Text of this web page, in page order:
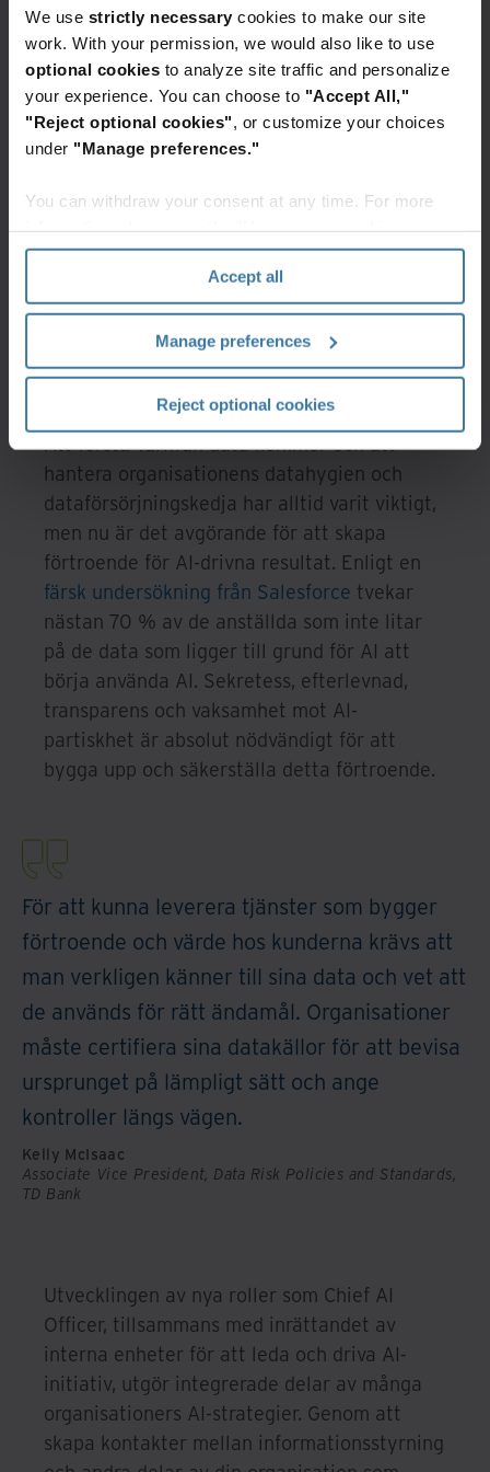
We use strictly necessary cookies to make our site
work. With your permission, we would also like to use
optional cookies to analyze site traffic and personalize
your experience. You can choose to "Accept All,"
"Reject optional cookies" , or customize your choices
under "Manage preferences."
You can withdraw your consent at any time. For more
section" of ourPrivacy Policy.
Accept all
Manage preferences
Reject optional cookies
Datans tillförlitlighet är en
nyckelfråga när AI används
allt mer
En sak som AI inte har förändrat i år?
tidigare måste organisationer använda
betrodda datakällor för att bevara
validiteten, transparensen och
noggrannheten i sina teknikdrivna
dataresultat. "Alla risker som vi tidigare
oroade oss för med data blir bara
exponentiellt större", säger McIssac.
Att förstå varifrån data kommer och att
hantera organisationens datahygien och
dataförsörjningskedja har alltid varit viktigt,
men nu är det avgörande för att skapa
förtroende för AI-drivna resultat. Enligt en
färsk undersökning från Salesforce tvekar
nästan 70 % av de anställda som inte litar
på de data som ligger till grund för AI att
börja använda AI. Sekretess, efterlevnad,
transparens och vaksamhet mot AI-
partiskhet är absolut nödvändigt för att
bygga upp och säkerställa detta förtroende.
För att kunna leverera tjänster som bygger
förtroende och värde hos kunderna krävs att
man verkligen känner till sina data och vet att
de används för rätt ändamål. Organisationer
måste certifiera sina datakällor för att bevisa
ursprunget på lämpligt sätt och ange
kontroller längs vägen.
Kelly McIsaac
Associate Vice President, Data Risk Policies and Standards,
TD Bank
Utvecklingen av nya roller som Chief AI
Officer, tillsammans med inrättandet av
interna enheter för att leda och driva AI-
initiativ, utgör integrerade delar av många
organisationers AI-strategier. Genom att
skapa kontakter mellan informationsstyrning